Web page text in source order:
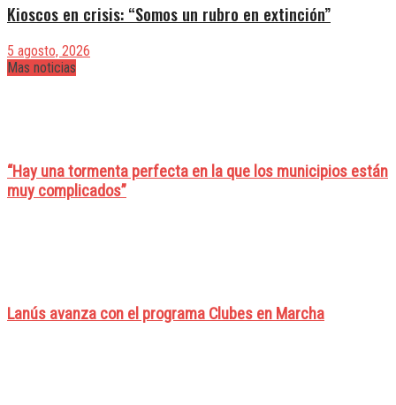
Kioscos en crisis: “Somos un rubro en extinción”
5 agosto, 2026
Mas noticias
“Hay una tormenta perfecta en la que los municipios están
muy complicados”
Lanús avanza con el programa Clubes en Marcha